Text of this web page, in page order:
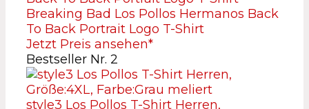
Breaking Bad Los Pollos Hermanos Back
To Back Portrait Logo T-Shirt
Jetzt Preis ansehen*
Bestseller Nr. 2
style3 Los Pollos T-Shirt Herren,